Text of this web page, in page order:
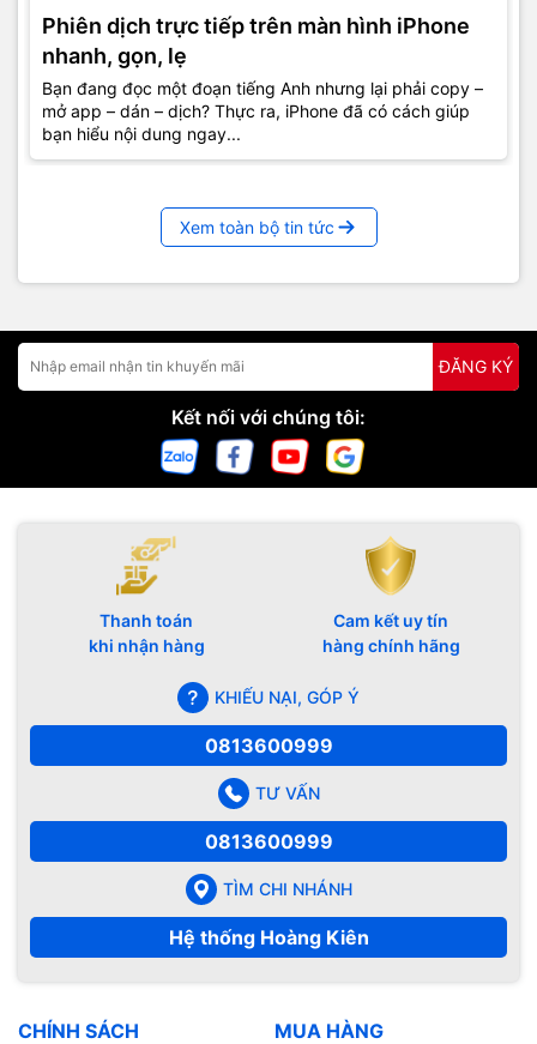
Phiên dịch trực tiếp trên màn hình iPhone
nhanh, gọn, lẹ
Bạn đang đọc một đoạn tiếng Anh nhưng lại phải copy –
mở app – dán – dịch? Thực ra, iPhone đã có cách giúp
bạn hiểu nội dung ngay...
Xem toàn bộ tin tức
ĐĂNG KÝ
Kết nối với chúng tôi:
Thanh toán
khi nhận hàng
Cam kết uy tín
hàng chính hãng
KHIẾU NẠI, GÓP Ý
0813600999
TƯ VẤN
0813600999
TÌM CHI NHÁNH
Hệ thống Hoàng Kiên
CHÍNH SÁCH MUA HÀNG